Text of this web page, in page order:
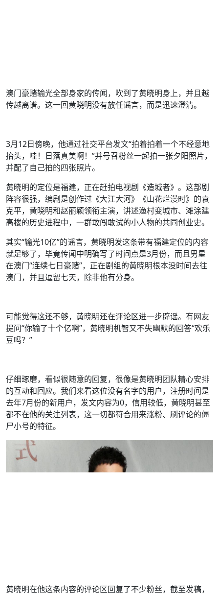
澳门豪赌输光全部身家的传闻，吹到了黄晓明身上，并且越
传越离谱。这一回黄晓明没有放任谣言，而是迅速澄清。
3月12日傍晚，他通过社交平台发文“拍着拍着一个不经意地
抬头，哇！日落真美啊！”并号召粉丝一起拍一张夕阳照片，
并配了自己拍的四张照片。
黄晓明的定位是福建，正在赶拍电视剧《造城者》。这部剧
阵容很强，编剧是创作过《大江大河》《山花烂漫时》的袁
克平，黄晓明和赵丽颖领衔主演，讲述渔村变城市、滩涂建
高楼的历史进程中，一群敢闯敢试的小人物的共同创业史。
其实“输光10亿”的谣言，黄晓明发这条带有福建定位的内容
就足够了，毕竟传闻中明确写了时间点是3月份，而且男星
在澳门“连续七日豪赌”，正在剧组的黄晓明根本没时间去往
澳门，并且逗留七天，除非他有分身。
可能觉得这还不够，黄晓明还在评论区进一步辟谣。有网友
提问“你输了十个亿啊”，黄晓明机智又不失幽默的回答“欢乐
豆吗？”
仔细琢磨，看似很随意的回复，很像是黄晓明团队精心安排
的互动和回应。我们来看这位没有名字的用户，注册时间是
去年7月份的新用户，发文内容为0，信用较低，黄晓明甚至
都不在他的关注列表，这一切都符合用来涨粉、刷评论的僵
尸小号的特征。
黄晓明在他这条内容的评论区回复了不少粉丝，截至发稿，